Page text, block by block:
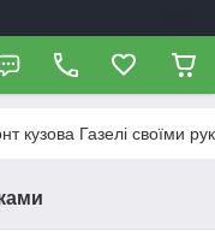
кузова Газелі своїми